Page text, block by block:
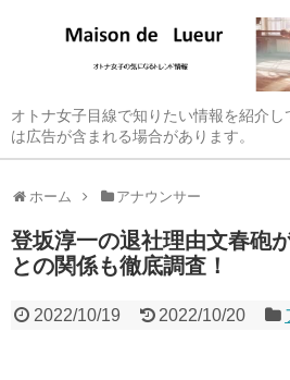
オトナ女子目線で知りたい情報を紹介
は広告が含まれる場合があります。
ホーム アナウンサー
登坂淳一の退社理由文春砲
との関係も徹底調査！
2022/10/19 2022/10/20